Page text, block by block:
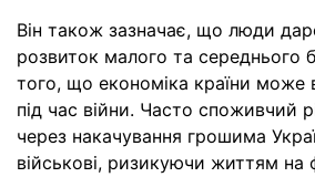
Він також зазначає, що люди
розвиток малого та середнього
того, що економіка країни може
під час війни. Часто споживчий
через накачування грошима
військові, ризикуючи життям на